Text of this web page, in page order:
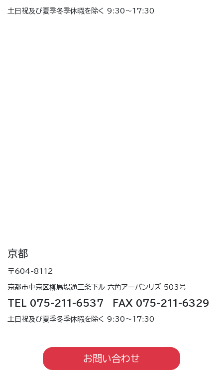
土日祝及び夏季冬季休暇を除く 9:30～17:30
京都
〒604-8112
京都市中京区柳馬場通三条下ル 六角アーバンリズ 503号
TEL 075-211-6537 FAX 075-211-6329
土日祝及び夏季冬季休暇を除く 9:30～17:30
お問い合わせ